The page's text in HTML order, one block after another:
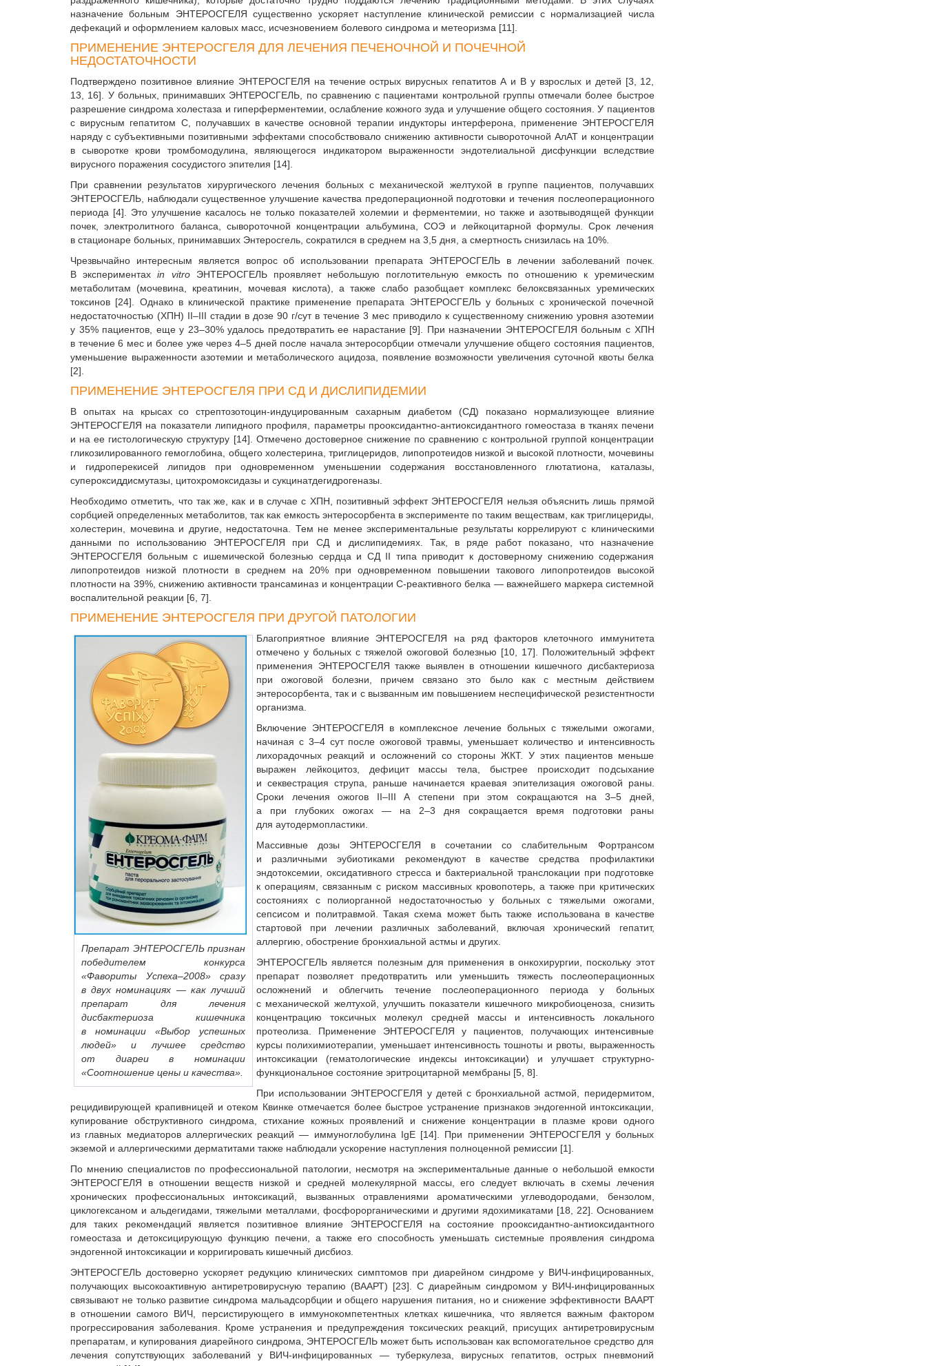
назначение больным ЭНТЕРОСГЕЛЯ существенно ускоряет наступление клинической ремиссии с нормализацией числа
дефекаций и оформление­м каловых масс, исчезновением болевого синдрома и метеоризма [11].
ПРИМЕНЕНИЕ ЭНТЕРОСГЕЛЯ ДЛЯ ЛЕЧЕНИЯ ПЕЧЕНОЧНОЙ И ПОЧЕЧНОЙ
НЕДОСТАТОЧНОСТИ
Подтверждено позитивное влияние ЭНТЕРОСГЕЛЯ на течение острых вирусных гепатитов А и В у взрослых и детей [3, 12,
13, 16]. У больных, принимавших ЭНТЕРОСГЕЛЬ, по сравнению с пациентами контрольной группы отмечали более быстрое
разрешение синдрома холестаза и гиперферментемии, ослабление кожного зуда и улучшение общего состояния. У пациентов
с вирусным гепатитом С, получавших в качестве основной терапии индукторы интерферона, применение ЭНТЕРОСГЕЛЯ
наряду с субъективными позитивными эффектами способствовало снижению активности сывороточной АлАТ и концентрации
в сыворотке крови тромбомодулина, являющегося индикатором выраженности эндотелиальной дисфункции вследствие
вирусного поражения сосудистого эпителия [14].
При сравнении результатов хирургического лечения больных с механической желтухой в группе пациентов, получавших
ЭНТЕРОСГЕЛЬ, наблюдали существенное улучшение качества предоперационной подготовки и течения послеоперационного
периода [4]. Это улучшение касалось не только показателей холемии и ферментемии, но также и азотвыводящей функции
почек, электролитного баланса, сывороточной концентрации альбумина, СОЭ и лейкоцитарной формулы. Срок лечения
в стационаре больных, принимавших Энтеросгель, сократился в среднем на 3,5 дня, а смертность снизилась на 10%.
Чрезвычайно интересным является вопрос об использовании препарата ЭНТЕРОСГЕЛЬ в лечении заболеваний почек.
В экспериментахin vitroЭНТЕРОСГЕЛЬ проявляет небольшую поглотительную емкость по отношению к уремическим
метаболитам (мочевина, креатинин, мочевая кислота), а также слабо разобщает комплекс белоксвязанных уремических
токсинов [24]. Однако в клинической практике применение препарата ЭНТЕРОСГЕЛЬ у больных с хронической почечной
недостаточностью (ХПН) II–III стадии в дозе 90 г/сут в течение 3 мес приводило к существенному снижению уровня азотемии
у 35% пациентов, еще у 23–30% удалось предотвратить ее нарастание [9]. При назначении ЭНТЕРОСГЕЛЯ больным с ХПН
в течение 6 мес и более уже через 4–5 дней после начала энтеросорбции отмечали улучшение общего состояния пациентов,
уменьшение выраженности азотемии и метаболического ацидоза, появление возможности увеличения суточной квоты белка
[2].
ПРИМЕНЕНИЕ ЭНТЕРОСГЕЛЯ ПРИ СД И ДИСЛИПИДЕМИИ
В опытах на крысах со стрептозотоцин-индуцированным сахарным диабетом (СД) показано нормализующее влияние
ЭНТЕРОСГЕЛЯ на показатели липидного профиля, параметры прооксидантно-антиоксидантного гомеостаза в тканях печени
и на ее гистологическую структуру [14]. Отмечено достоверное снижение по сравнению с контрольной группой концентрации
гликозилированного гемоглобина, общего холестерина, триглицеридов, липопротеидов низкой и высокой плотности, мочевины
и гидроперекисей липидов при одновременном уменьшении содержания восстановленного глютатиона, каталазы,
супероксиддисмутазы, цитохромоксидазы и сукцинатдегидрогеназы.
Необходимо отметить, что так же, как и в случае с ХПН, позитивный эффект ЭНТЕРОСГЕЛЯ нельзя объяснит­ь лишь прямой
сорбцией определенных метаболитов, так как емкость энтеросорбента в эксперименте по таким веществам, как триглицериды,
холестерин, мочевина и другие, недостаточна. Тем не менее экспериментальные результаты коррелируют с клиническими
данными по использованию ЭНТЕРОСГЕЛЯ при СД и дислипидемиях. Так, в ряде работ показано, что назначение
ЭНТЕРОСГЕЛЯ больным с ишемической болезнью сердца и СД II типа приводит к достоверному снижению содержания
липопротеидов низкой плотности в среднем на 20% при одновременном повышении такового липопротеидов высокой
плотности на 39%, снижению активности трансаминаз и концентрации С-реактивного белка — важнейшего маркера сис­темной
воспалительной реакции [6, 7].
ПРИМЕНЕНИЕ ЭНТЕРОСГЕЛЯ ПРИ ДРУГОЙ ПАТОЛОГИИ
Препарат ЭНТЕРОСГЕЛЬ признан
победителем конкурса
«Фавориты Успеха–2008» сразу
в двух номинациях — как лучший
препарат для лечения
дисбактериоза кишечника
в номинации «Выбор успешных
людей» и лучшее средство
от диареи в номинации
«Соотношение цены и качества».
Благоприятное влияние ЭНТЕРОСГЕЛЯ на ряд факторов клеточного иммунитета
отмечено у больных с тяжелой ожоговой болезнью [10, 17]. Положительный эффект
применения ЭНТЕРОСГЕЛЯ также выявлен в отношении кишечного дисбактериоза
при ожоговой болезни, причем связано это было как с местным действием
энтеросорбента, так и с вызванным им повышением неспецифической резистентности
организма.
Включение ЭНТЕРОСГЕЛЯ в комплексное лечение больных с тяжелыми ожогами,
начиная с 3–4 сут после ожоговой травмы, уменьшает количество и интенсивность
лихорадочных реакций и осложнений со стороны ЖКТ. У этих пациентов меньше
выражен лейкоцитоз, дефицит массы тела, быстрее происходит подсыхание
и секвестрация струпа, раньше начинается краевая эпителизация ожоговой раны.
Сроки лечения ожогов II–III А степени при этом сокращаются на 3–5 дней,
а при глубоких ожогах — на 2–3 дня сокращается время подготовки раны
для аутодермопластики.
Массивные дозы ЭНТЕРОСГЕЛЯ в сочетании со слабительным Фортрансом
и различными эубиотиками рекомендуют в качестве средства профилактики
эндотоксемии, оксидативного стресса и бактериальной транслокации при подготовке
к операциям, связанным с риском массивных кровопотерь, а также при критических
состояниях с полиорганной недостаточностью у больных с тяжелыми ожогами,
сепсисом и политравмой. Такая схема может быть также использована в качестве
стартовой при лечении различных заболеваний, включая хронический гепатит,
аллергию, обострение бронхиальной астмы и других.
ЭНТЕРОСГЕЛЬ является полезным для применения в онкохирургии, поскольку этот
препарат позволяет предотвратить или уменьшить тяжесть послеоперационных
осложнений и облегчить течение послеоперационного периода у больных
с механической желтухой, улучшить показатели кишечного микробиоценоза, снизить
концентрацию токсичных молекул средней массы и интенсивность локального
протеолиза. Применение ЭНТЕРОСГЕЛЯ у пациентов, получающих интенсивные
курсы полихимиотерапии, уменьшает интенсивность тошноты и рвоты, выраженность
интоксикации (гематологические индексы интоксикации) и улучшает структурно-
функциональное состоя­ние эритроцитарной мембраны [5, 8].
При использовании ЭНТЕРОСГЕЛЯ у детей с бронхиальной астмой, перидермитом,
рецидивирующей крапивницей и отеком Квинке отмечается более быстрое устранение признаков эндогенной интоксикации,
купирование обструктивного синдрома, стихание кожных проявлений и снижение концентрации в плазме крови одного
из главных медиаторов аллергических реакций — иммуноглобулина IgE [14]. При применении ЭНТЕРОСГЕЛЯ у больных
экземой и аллергическими дерматитами также наблюдали ускорение наступления полноценной ремиссии [1].
По мнению специалистов по профессиональной патологии, несмотря на экспериментальные данные о небольшой емкости
ЭНТЕРОСГЕЛЯ в отношении веществ низкой и средней молекулярной массы, его следует включать в схемы лечения
хронических профессиональных интоксикаций, вызванных отравлениями ароматическими углеводородами, бензолом,
циклогексаном и альдегидами, тяжелыми металлами, фосфорорганическими и другими ядохимикатами [18, 22]. Основанием
для таких рекомендаций является позитивное влияние ЭНТЕРОСГЕЛЯ на состояние прооксидантно-антиоксидантного
гомеостаза и детоксицирующую функцию печени, а также его способность уменьшать системные проявления синдрома
эндогенной интоксикации и корригировать кишечный дисбиоз.
ЭНТЕРОСГЕЛЬ достоверно ускоряет редукцию клинических симптомов при диарейном синдроме у ВИЧ-инфицированных,
получающих высокоактивную антиретровирусную терапию (ВААРТ) [23]. С диарейным синдромом у ВИЧ-инфицированных
связывают не только развитие синдрома мальадсорбции и общего нарушения питания, но и снижение эффективности ВААРТ
в отношении самого ВИЧ, персистирующего в иммунокомпетентных клетках кишечника, что является важным фактором
прогрессирования заболевания. Кроме устранения и предупреждения токсических реакций, присущих антиретровирусным
препаратам, и купирования диарейного синдрома, ЭНТЕРОСГЕЛЬ может быть использован как вспомогательное средство для
лечения сопутствующих заболеваний у ВИЧ-инфицированных — туберкулеза, вирусных гепатитов, острых пневмоний